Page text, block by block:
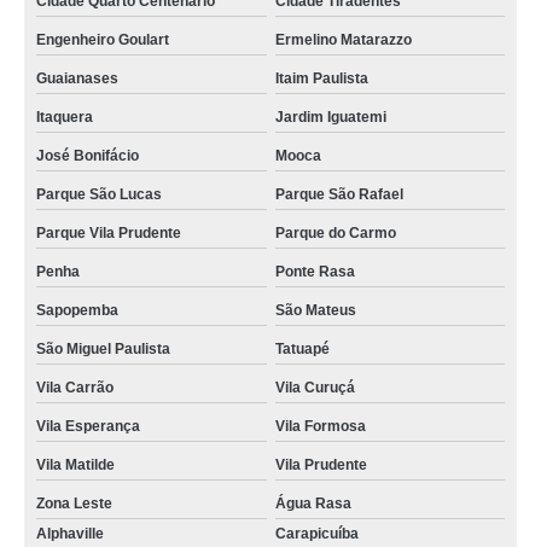
Engenheiro Goulart Ermelino Matarazzo
Guaianases Itaim Paulista
Itaquera Jardim Iguatemi
José Bonifácio Mooca
Parque São Lucas Parque São Rafael
Parque Vila Prudente Parque do Carmo
Penha Ponte Rasa
Sapopemba São Mateus
São Miguel Paulista Tatuapé
Vila Carrão Vila Curuçá
Vila Esperança Vila Formosa
Vila Matilde Vila Prudente
Zona Leste
Água Rasa
Alphaville
Carapicuíba